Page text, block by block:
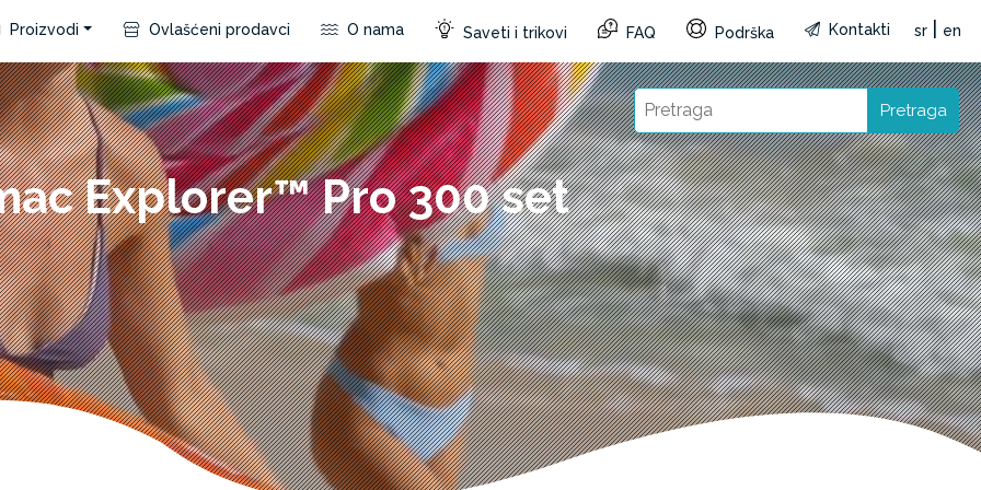
Proizvodi Ovlašćeni prodavci O nama Saveti i trikovi FAQ Podrška Kontakti sr en
Pretraga
Explorer™ Pro 300 set